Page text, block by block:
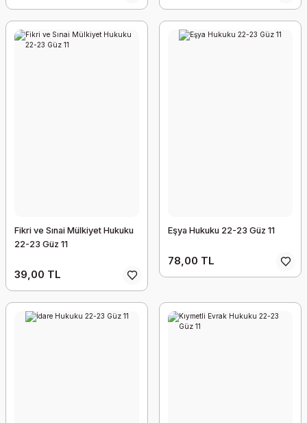
Fikri ve Sınai Mülkiyet Hukuku
22-23 Güz 11
39,00 TL
Eşya Hukuku 22-23 Güz 11
78,00 TL